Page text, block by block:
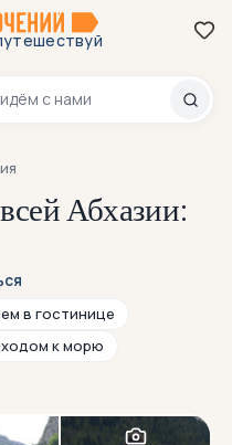
с нами
23
Абхазии:
в гостинице
к морю